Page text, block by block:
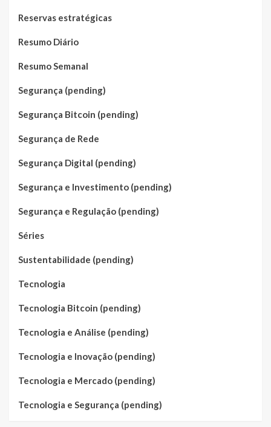
Reservas estratégicas
Resumo Diário
Resumo Semanal
Segurança (pending)
Segurança Bitcoin (pending)
Segurança de Rede
Segurança Digital (pending)
Segurança e Investimento (pending)
Segurança e Regulação (pending)
Séries
Sustentabilidade (pending)
Tecnologia
Tecnologia Bitcoin (pending)
Tecnologia e Análise (pending)
Tecnologia e Inovação (pending)
Tecnologia e Mercado (pending)
Tecnologia e Segurança (pending)